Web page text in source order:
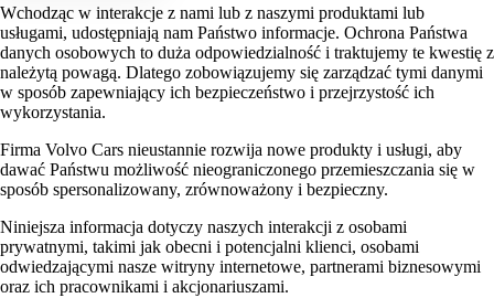
Wchodząc w interakcje z nami lub z naszymi produktami lub
usługami, udostępniają nam Państwo informacje. Ochrona Państwa
danych osobowych to duża odpowiedzialność i traktujemy te kwestię z
należytą powagą. Dlatego zobowiązujemy się zarządzać tymi danymi
w sposób zapewniający ich bezpieczeństwo i przejrzystość ich
wykorzystania.
Firma Volvo Cars nieustannie rozwija nowe produkty i usługi, aby
dawać Państwu możliwość nieograniczonego przemieszczania się w
sposób spersonalizowany, zrównoważony i bezpieczny.
Niniejsza informacja dotyczy naszych interakcji z osobami
prywatnymi, takimi jak obecni i potencjalni klienci, osobami
odwiedzającymi nasze witryny internetowe, partnerami biznesowymi
oraz ich pracownikami i akcjonariuszami.